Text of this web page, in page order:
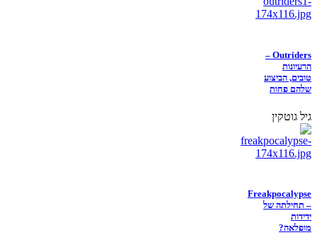
Outriders –
הרעיונות
טובים, הביצוע
שלהם פחות
גיל גוטקין
Freakpocalypse
– תחילתה של
ידידות
מופלאה?